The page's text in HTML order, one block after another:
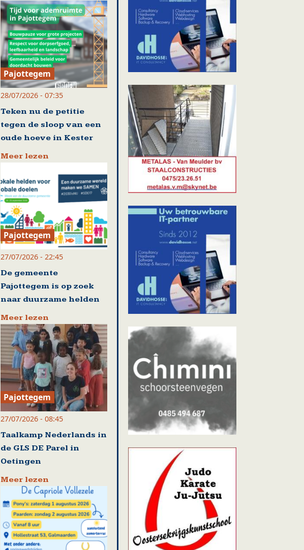
Pajottegem
28/07/2026 - 07:35
Teken nu de petitie
tegen de sloop van een
oude hoeve in Kester
Meer lezen
Pajottegem
27/07/2026 - 22:45
De gemeente
Pajottegem is op zoek
naar duurzame helden
Meer lezen
Pajottegem
27/07/2026 - 08:45
Taalkamp Nederlands in
de GLS DE Parel in
Oetingen
Meer lezen